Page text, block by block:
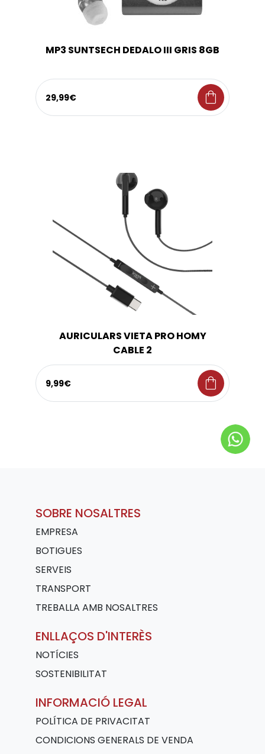
MP3 SUNTSECH DEDALO III GRIS 8GB
29,99€ shopping_bag
AURICULARS VIETA PRO HOMY
CABLE 2
9,99€ shopping_bag
SOBRE NOSALTRES
EMPRESA
BOTIGUES
SERVEIS
TRANSPORT
TREBALLA AMB NOSALTRES
ENLLAÇOS D'INTERÈS
NOTÍCIES
SOSTENIBILITAT
INFORMACIÓ LEGAL
POLÍTICA DE PRIVACITAT
CONDICIONS GENERALS DE VENDA